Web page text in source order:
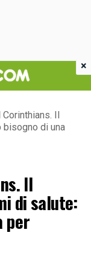
Il
bisogno di una
Il
di salute:
per
×